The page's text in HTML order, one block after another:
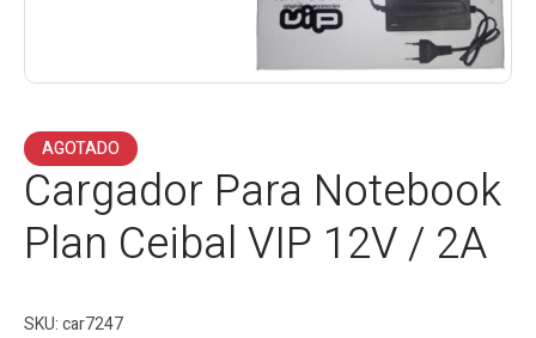
AGOTADO
Cargador Para Notebook
Plan Ceibal VIP 12V / 2A
SKU:car7247